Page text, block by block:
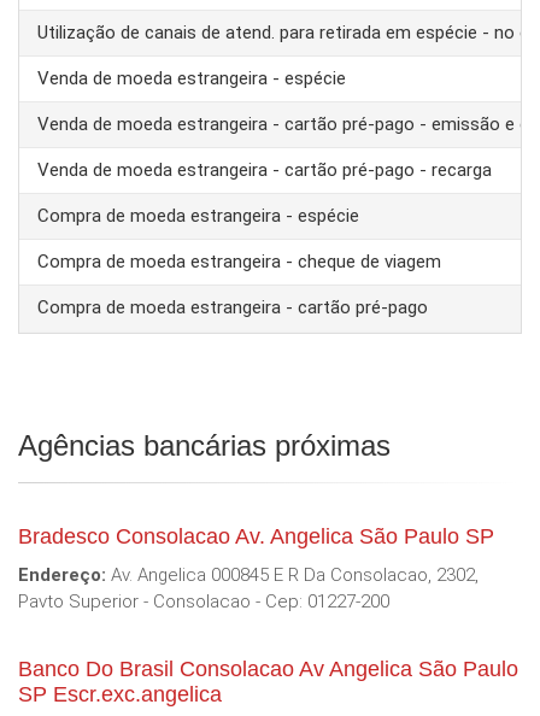
Utilização de canais de atend. para retirada em espécie - no
Venda de moeda estrangeira - espécie
Venda de moeda estrangeira - cartão pré-pago - emissão e
Venda de moeda estrangeira - cartão pré-pago - recarga
Compra de moeda estrangeira - espécie
Compra de moeda estrangeira - cheque de viagem
Compra de moeda estrangeira - cartão pré-pago
Agências bancárias próximas
Bradesco Consolacao Av. Angelica São Paulo SP
Endereço: Av. Angelica 000845 E R Da Consolacao, 2302,
Pavto Superior - Consolacao - Cep: 01227-200
Banco Do Brasil Consolacao Av Angelica São Paulo
SP Escr.exc.angelica